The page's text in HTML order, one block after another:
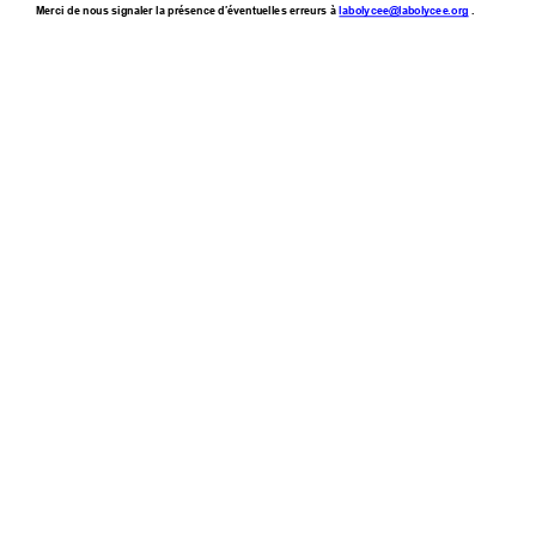
Merci de nous signaler la présence d’éventuelles erreurs à labolycee@labolycee.org